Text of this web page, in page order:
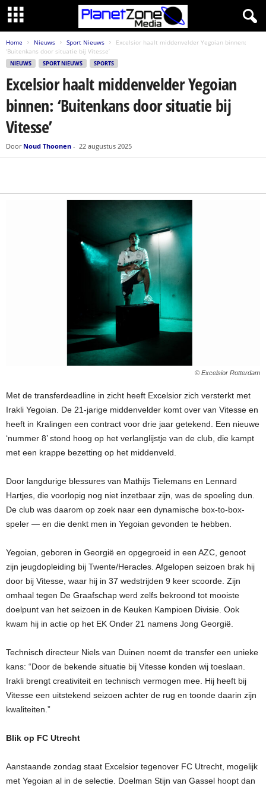
Home Nieuws Sport Nieuws
Excelsior haalt middenvelder Yegoian binnen:
‘Buitenkans door situatie bij Vitesse’
NIEUWS SPORT NIEUWS SPORTS
Excelsior haalt middenvelder Yegoian
binnen: ‘Buitenkans door situatie bij
Vitesse’
Door Noud Thoonen - 22 augustus 2025
© Excelsior Rotterdam
Met de transferdeadline in zicht heeft Excelsior zich versterkt met
Irakli Yegoian. De 21-jarige middenvelder komt over van Vitesse en
heeft in Kralingen een contract voor drie jaar getekend. Een nieuwe
‘nummer 8’ stond hoog op het verlanglijstje van de club, die kampt
met een krappe bezetting op het middenveld.
Door langdurige blessures van Mathijs Tielemans en Lennard
Hartjes, die voorlopig nog niet inzetbaar zijn, was de spoeling dun.
De club was daarom op zoek naar een dynamische box-to-box-
speler — en die denkt men in Yegoian gevonden te hebben.
Yegoian, geboren in Georgië en opgegroeid in een AZC, genoot
zijn jeugdopleiding bij Twente/Heracles. Afgelopen seizoen brak hij
door bij Vitesse, waar hij in 37 wedstrijden 9 keer scoorde. Zijn
omhaal tegen De Graafschap werd zelfs bekroond tot mooiste
doelpunt van het seizoen in de Keuken Kampioen Divisie. Ook
kwam hij in actie op het EK Onder 21 namens Jong Georgië.
Technisch directeur Niels van Duinen noemt de transfer een unieke
kans: “Door de bekende situatie bij Vitesse konden wij toeslaan.
Irakli brengt creativiteit en technisch vermogen mee. Hij heeft bij
Vitesse een uitstekend seizoen achter de rug en toonde daarin zijn
kwaliteiten.”
Blik op FC Utrecht
Aanstaande zondag staat Excelsior tegenover FC Utrecht, mogelijk
met Yegoian al in de selectie. Doelman Stijn van Gassel hoopt dan